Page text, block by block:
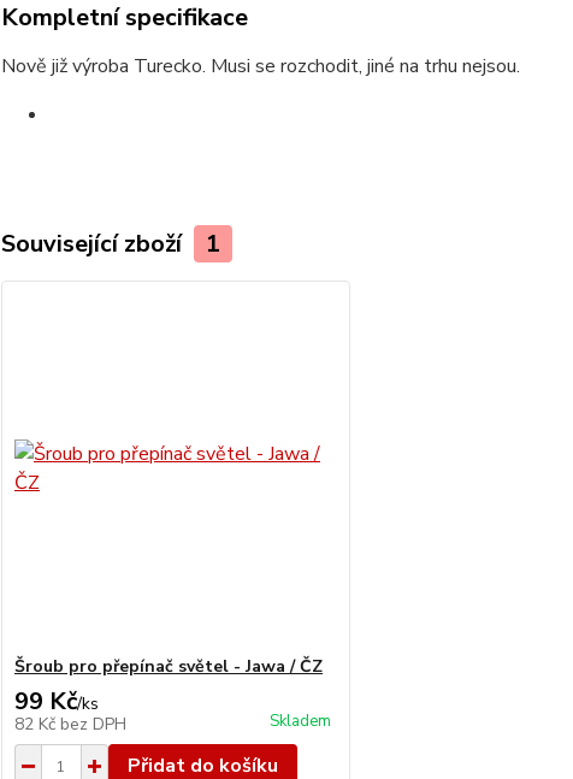
Kompletní specifikace
Nově již výroba Turecko. Musi se rozchodit, jiné na trhu nejsou.
Související zboží 1
Šroub pro přepínač světel - Jawa / ČZ
99 Kč/ks
82 Kč bez DPH Skladem
Přidat do košíku